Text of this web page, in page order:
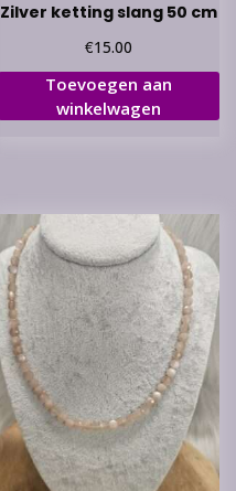
Zilver ketting slang 50 cm
€15.00
Toevoegen aan
winkelwagen